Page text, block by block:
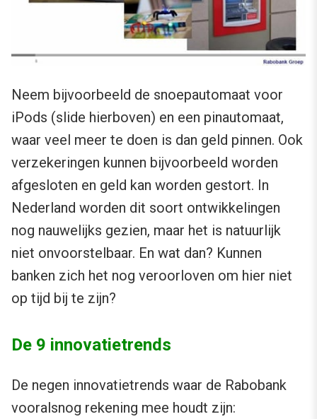
Neem bijvoorbeeld de snoepautomaat voor
iPods (slide hierboven) en een pinautomaat,
waar veel meer te doen is dan geld pinnen. Ook
verzekeringen kunnen bijvoorbeeld worden
afgesloten en geld kan worden gestort. In
Nederland worden dit soort ontwikkelingen
nog nauwelijks gezien, maar het is natuurlijk
niet onvoorstelbaar. En wat dan? Kunnen
banken zich het nog veroorloven om hier niet
op tijd bij te zijn?
De 9 innovatietrends
De negen innovatietrends waar de Rabobank
vooralsnog rekening mee houdt zijn: